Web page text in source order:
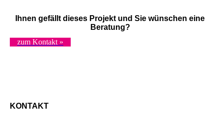
Ihnen gefällt dieses Projekt und Sie wünschen eine
Beratung?
zum Kontakt »
KONTAKT